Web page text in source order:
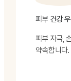
피부 건강
피부 자극,
약속합니다.